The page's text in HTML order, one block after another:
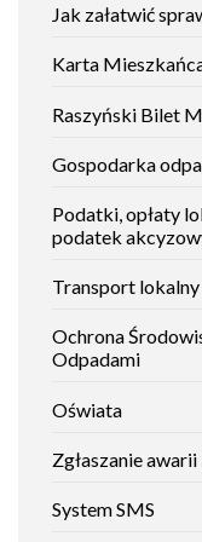
Mieszkańca
Raszyn
Raszyński
Metropolitalny
Gospodarka
odpadami
opłaty
lokalne
alkohole i
akcyzowy
lokalny
nawigacja
Jak załatwić
Karta
Raszyński Bilet
Gospodarka
Podatki, opłaty
podatek
Transport lokalny
Ochrona
Odpadami
Oświata
Zgłaszanie awarii
System SMS